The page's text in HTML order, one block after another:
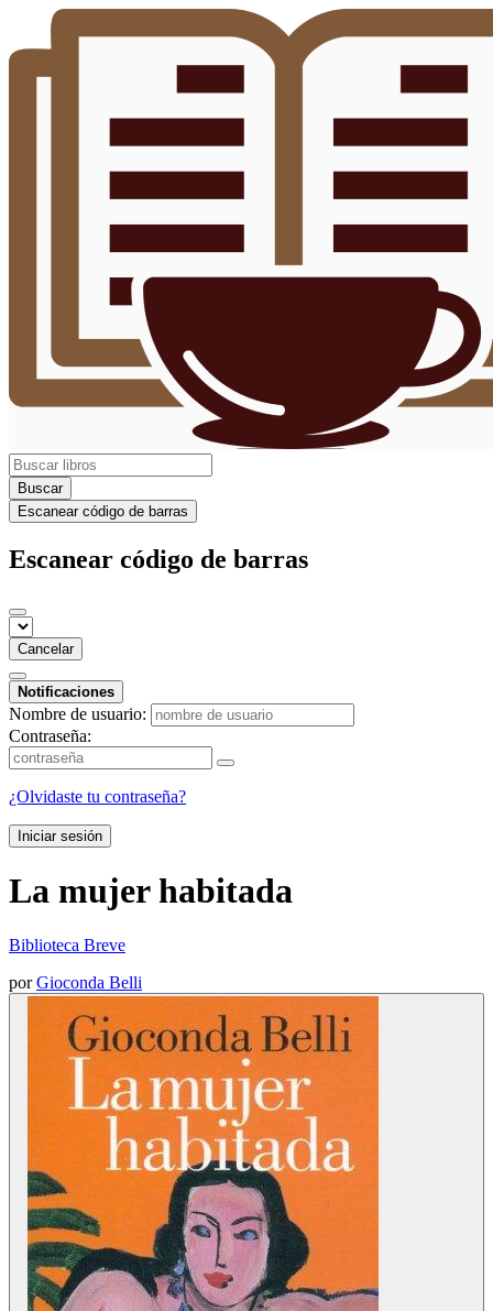
Buscar
Escanear código de barras
Escanear código de barras
Cancelar
Notificaciones
Nombre de usuario:
Contraseña:
¿Olvidaste tu contraseña?
Iniciar sesión
La mujer habitada
Biblioteca Breve
porGioconda Belli